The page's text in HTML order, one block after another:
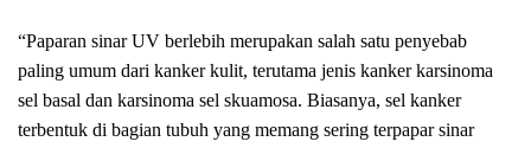
“Paparan sinar UV berlebih merupakan salah satu penyebab
paling umum dari kanker kulit, terutama jenis kanker karsinoma
sel basal dan karsinoma sel skuamosa. Biasanya, sel kanker
terbentuk di bagian tubuh yang memang sering terpapar sinar